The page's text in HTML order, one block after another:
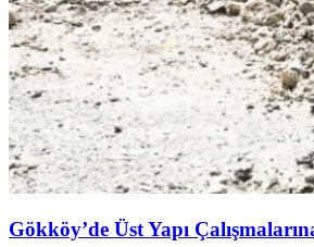
Gökköy’de Üst Yapı